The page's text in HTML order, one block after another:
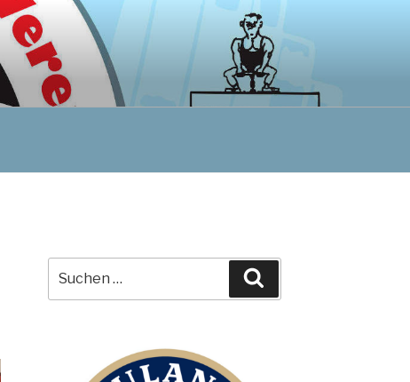
nach: